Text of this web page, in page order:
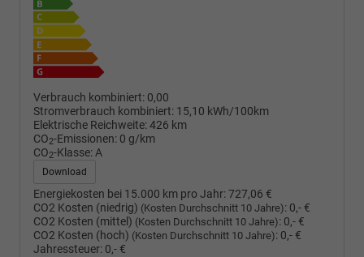
Verbrauch kombiniert: 0,00
Stromverbrauch kombiniert: 15,10 kWh/100km
Elektrische Reichweite:426 km
CO2-Emissionen: 0 g/km
CO2-Klasse:A
Download
Energiekosten bei 15.000 km pro Jahr:727,06 €
CO2 Kosten (niedrig) (Kosten Durchschnitt 10 Jahre): 0,- €
CO2 Kosten (mittel) (Kosten Durchschnitt 10 Jahre): 0,- €
CO2 Kosten (hoch) (Kosten Durchschnitt 10 Jahre): 0,- €
Jahressteuer: 0,- €